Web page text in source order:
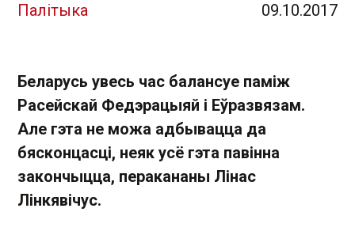
Палітыка 09.10.2017
Беларусь увесь час балансуе паміж
Расейскай Федэрацыяй і Еўразвязам.
Але гэта не можа адбывацца да
бясконцасці, неяк усё гэта павінна
закончыцца, перакананы Лінас
Лінкявічус.